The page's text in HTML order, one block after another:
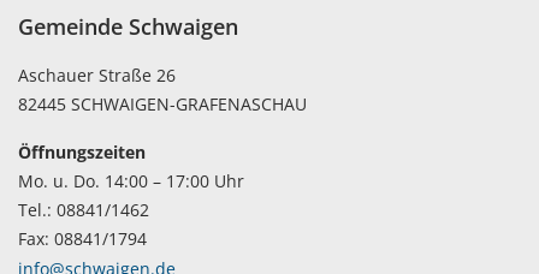
Gemeinde Schwaigen
Aschauer Straße 26
82445 SCHWAIGEN-GRAFENASCHAU
Öffnungszeiten
Mo. u. Do. 14:00 – 17:00 Uhr
Tel.: 08841/1462
Fax: 08841/1794
info@schwaigen.de